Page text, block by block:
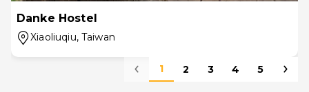
Danke Hostel
Xiaoliuqiu, Taiwan
1 2 3 4 5